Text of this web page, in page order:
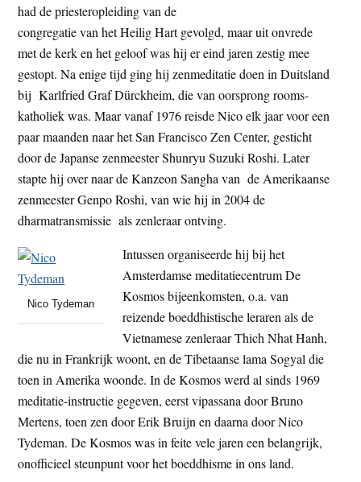
had de priesteropleiding van de
congregatie van het Heilig Hart gevolgd, maar uit onvrede
met de kerk en het geloof was hij er eind jaren zestig mee
gestopt. Na enige tijd ging hij zenmeditatie doen in Duitsland
bij Karlfried Graf Dürckheim, die van oorsprong rooms-
katholiek was. Maar vanaf 1976 reisde Nico elk jaar voor een
paar maanden naar het San Francisco Zen Center, gesticht
door de Japanse zenmeester Shunryu Suzuki Roshi. Later
stapte hij over naar de Kanzeon Sangha van de Amerikaanse
zenmeester Genpo Roshi, van wie hij in 2004 de
dharmatransmissie als zenleraar ontving.
Nico Tydeman
Intussen organiseerde hij bij het
Amsterdamse meditatiecentrum De
Kosmos bijeenkomsten, o.a. van
reizende boeddhistische leraren als de
Vietnamese zenleraar Thich Nhat Hanh,
die nu in Frankrijk woont, en de Tibetaanse lama Sogyal die
toen in Amerika woonde. In de Kosmos werd al sinds 1969
meditatie-instructie gegeven, eerst vipassana door Bruno
Mertens, toen zen door Erik Bruijn en daarna door Nico
Tydeman. De Kosmos was in feite vele jaren een belangrijk,
onofficieel steunpunt voor het boeddhisme in ons land.